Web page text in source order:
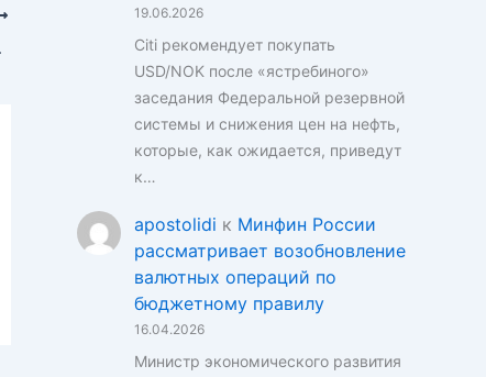
19.06.2026
Citi рекомендует покупать
USD/NOK после «ястребиного»
заседания Федеральной резервной
системы и снижения цен на нефть,
которые, как ожидается, приведут
к…
apostolidi к Минфин России
рассматривает возобновление
валютных операций по
бюджетному правилу
16.04.2026
Министр экономического развития